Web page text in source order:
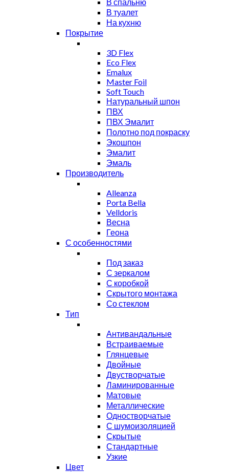
В туалет
На кухню
Покрытие
3D Flex
Eco Flex
Emalux
Master Foil
Soft Touch
Натуральный шпон
ПВХ
ПВХ Эмалит
Полотно под покраску
Экошпон
Эмалит
Эмаль
Производитель
Alleanza
Porta Bella
Velldoris
Весна
Геона
С особенностями
Под заказ
С зеркалом
С коробкой
Скрытого монтажа
Со стеклом
Тип
Антивандальные
Встраиваемые
Глянцевые
Двойные
Двустворчатые
Ламинированные
Матовые
Металлические
Одностворчатые
С шумоизоляцией
Скрытые
Стандартные
Узкие
Цвет